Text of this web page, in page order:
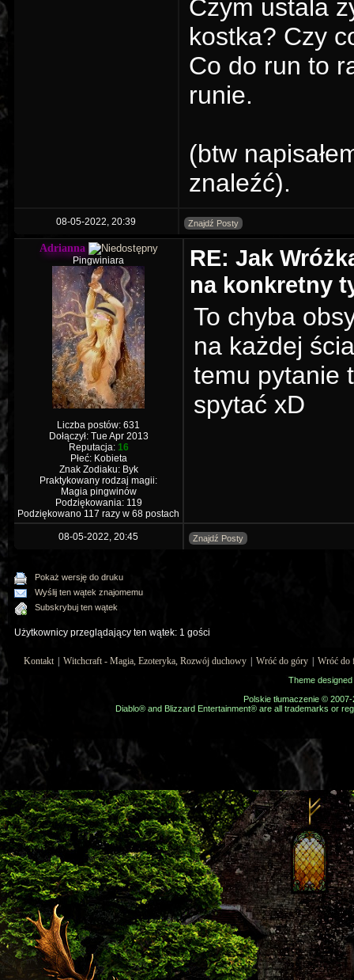
Czym ustala
kostka? Czy
Co do run to
runie.
(btw
znaleźć).
08-05-2022, 20:39 Znajdź Posty
Adrianna
Pingwiniara
Liczba postów: 631
Dołączył: Tue Apr 2013
Reputacja: 16
Płeć: Kobieta
Znak Zodiaku: Byk
Praktykowany rodzaj magii:
Magia pingwinów
Podziękowania: 119
Podziękowano 117 razy w 68 postach
RE: Jak
na konkretny
To chyba
na każdej
temu pytanie
spytać xD
08-05-2022, 20:45 Znajdź Posty
Pokaż wersję do druku
Wyślij ten wątek znajomemu
Subskrybuj ten wątek
Użytkownicy przeglądający ten wątek: 1 gości
Kontakt Witchcraft - Magia, Ezoteryka, Rozwój duchowy Wróć do góry Wróć do
Theme
Polskie tłumaczenie ©
Diablo® and Blizzard Entertainment® are all trademarks or